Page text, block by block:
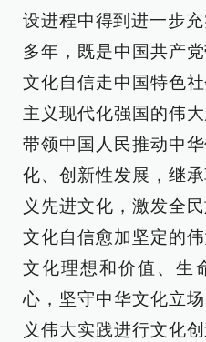
设进程中得到进一步
多年，既是中国共产
文化自信走中国特色
主义现代化强国的伟
带领中国人民推动中
化、创新性发展，继
义先进文化，激发全
文化自信愈加坚定的
文化理想和价值、生
心，坚守中华文化立
义伟大实践进行文化